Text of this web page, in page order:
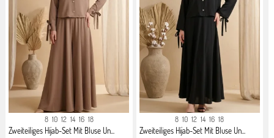
8 10 12 14 16 18
Zweiteiliges Hijab-Set Mit Bluse Un...
8 10 12 14 16 18
Zweiteiliges Hijab-Set Mit Bluse Un...